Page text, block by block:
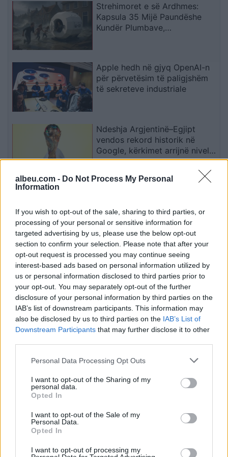
albeu.com - Do Not Process My Personal
Information
If you wish to opt-out of the sale, sharing to third parties, or
processing of your personal or sensitive information for
targeted advertising by us, please use the below opt-out
section to confirm your selection. Please note that after your
opt-out request is processed you may continue seeing
interest-based ads based on personal information utilized by
us or personal information disclosed to third parties prior to
your opt-out. You may separately opt-out of the further
disclosure of your personal information by third parties on the
IAB’s list of downstream participants. This information may
also be disclosed by us to third parties on the IAB’s List of
Downstream Participants that may further disclose it to other
Personal Data Processing Opt Outs
I want to opt-out of the Sharing of my
personal data.
Opted In
I want to opt-out of the Sale of my
Personal Data.
Opted In
I want to opt-out of processing my
Strehimoret e së Ardhmes:
Kapsula 35 Mijë Paundëshe
Kundër Plumbave,
Apple hedh në gjyq OpenAI-n
për përvetësim të paligjshëm
të sekreteve industriale
Ndeshja Argjentinë–Egjipt
vendos rekord historik në
Google, kërkimet arrijnë nivele
të papara
shoqëri afatgjatë
Esim for Global
Esim for USA|Esim for Italy| Esim for Spain|Esim